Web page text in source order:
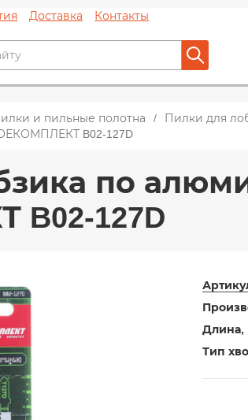
Доставка Контакты
и пильные полотна
Пилки для
B02-127D
по
127D
Длина,
Тип